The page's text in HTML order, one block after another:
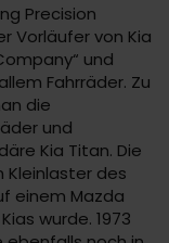
Precision
Vorläufer von Kia
und
Fahrräder. Zu
die
und
Kia Titan. Die
Kleinlaster des
einem Mazda
wurde. 1973